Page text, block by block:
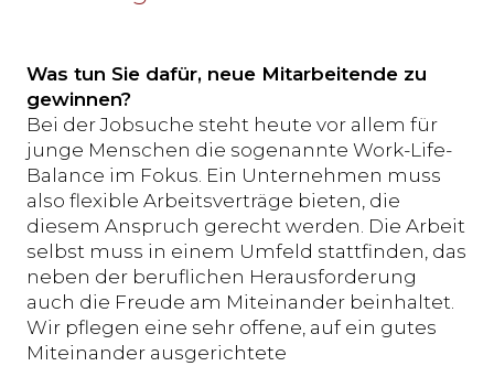
Was tun Sie dafür, neue Mitarbeitende zu
gewinnen?
Bei der Jobsuche steht heute vor allem für
junge Menschen die sogenannte Work-Life-
Balance im Fokus. Ein Unternehmen muss
also flexible Arbeitsverträge bieten, die
diesem Anspruch gerecht werden. Die Arbeit
selbst muss in einem Umfeld stattfinden, das
neben der beruflichen Herausforderung
auch die Freude am Miteinander beinhaltet.
Wir pflegen eine sehr offene, auf ein gutes
Miteinander ausgerichtete